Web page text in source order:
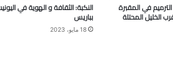
في المقبرة
الخليل المحتلة
النكبة: الثقافة و الهوية في
بباريس
18 مايو، 2023